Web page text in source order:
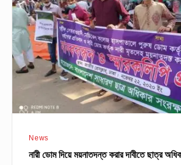
ময়নাতদন্ত
করার
দাবীতে
ছাত্র
অধিকার
মানববন্ধন
News
নারী ডোম দিয়ে ময়নাতদন্ত করার দাবীতে ছাত্র